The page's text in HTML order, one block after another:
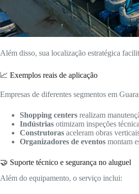
Além disso, sua localização estratégica
📈 Exemplos reais de aplicação
Empresas de diferentes segmentos em
Shopping centers realizam
Indústrias otimizam inspeções
Construtoras aceleram obras
Organizadores de eventos montam
🤝 Suporte técnico e segurança no aluguel
Além do equipamento, o serviço inclui: